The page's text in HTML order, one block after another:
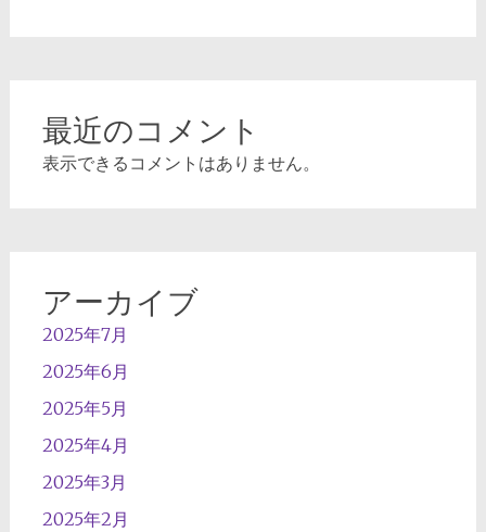
最近のコメント
表示できるコメントはありません。
アーカイブ
2025年7月
2025年6月
2025年5月
2025年4月
2025年3月
2025年2月